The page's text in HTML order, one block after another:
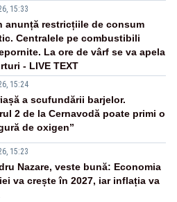
15:33
anunță restricțiile de consum
Centralele pe combustibili
La ore de vârf se va apela
- LIVE TEXT
15:24
a scufundării barjelor.
2 de la Cernavodă poate primi o
de oxigen”
15:23
Nazare, veste bună: Economia
va crește în 2027, iar inflația va